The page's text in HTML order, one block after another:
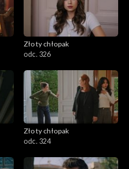
Złoty chłopak
odc. 326
Złoty chłopak
odc. 324